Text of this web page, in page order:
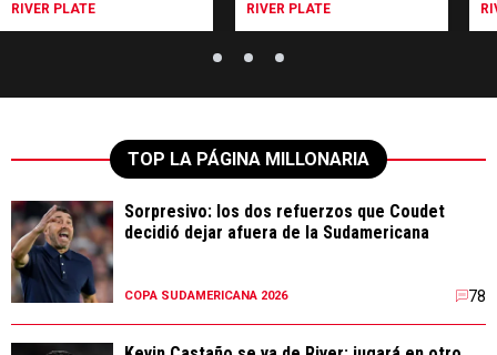
RIVER PLATE RIVER PLATE
TOP LA PÁGINA MILLONARIA
Sorpresivo: los dos refuerzos que Coudet
decidió dejar afuera de la Sudamericana
COPA SUDAMERICANA 2026 78